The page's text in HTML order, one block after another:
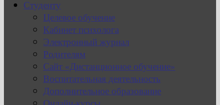
Студенту
Целевое обучение
Кабинет психолога
Электронный журнал
Родителям
Сайт «Дистанционное обучение»
Воспитательная деятельность
Дополнительное образование